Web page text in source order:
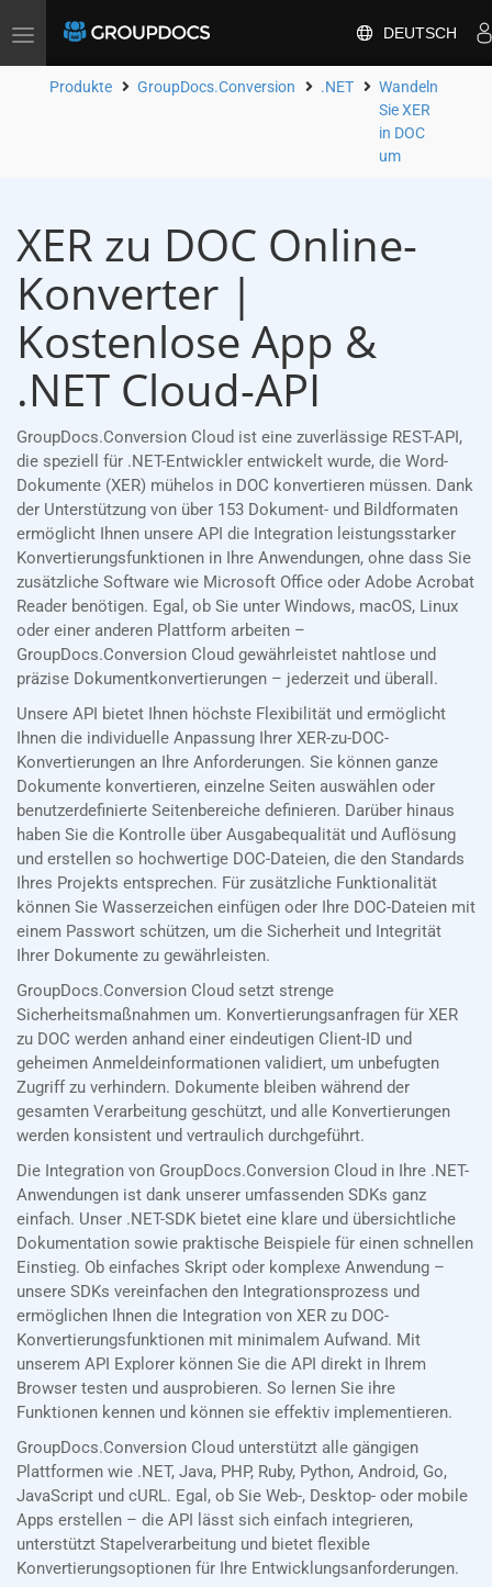
Toggle
DEUTSCH
Produkte GroupDocs.Conversion .NET
Wandeln
Sie XER
in DOC
um
XER zu DOC Online-
Konverter |
Kostenlose App &
.NET Cloud-API
GroupDocs.Conversion Cloud ist eine zuverlässige REST-API,
die speziell für .NET-Entwickler entwickelt wurde, die Word-
Dokumente (XER) mühelos in DOC konvertieren müssen. Dank
der Unterstützung von über 153 Dokument- und Bildformaten
ermöglicht Ihnen unsere API die Integration leistungsstarker
Konvertierungsfunktionen in Ihre Anwendungen, ohne dass Sie
zusätzliche Software wie Microsoft Office oder Adobe Acrobat
Reader benötigen. Egal, ob Sie unter Windows, macOS, Linux
oder einer anderen Plattform arbeiten –
GroupDocs.Conversion Cloud gewährleistet nahtlose und
präzise Dokumentkonvertierungen – jederzeit und überall.
Unsere API bietet Ihnen höchste Flexibilität und ermöglicht
Ihnen die individuelle Anpassung Ihrer XER-zu-DOC-
Konvertierungen an Ihre Anforderungen. Sie können ganze
Dokumente konvertieren, einzelne Seiten auswählen oder
benutzerdefinierte Seitenbereiche definieren. Darüber hinaus
haben Sie die Kontrolle über Ausgabequalität und Auflösung
und erstellen so hochwertige DOC-Dateien, die den Standards
Ihres Projekts entsprechen. Für zusätzliche Funktionalität
können Sie Wasserzeichen einfügen oder Ihre DOC-Dateien mit
einem Passwort schützen, um die Sicherheit und Integrität
Ihrer Dokumente zu gewährleisten.
GroupDocs.Conversion Cloud setzt strenge
Sicherheitsmaßnahmen um. Konvertierungsanfragen für XER
zu DOC werden anhand einer eindeutigen Client-ID und
geheimen Anmeldeinformationen validiert, um unbefugten
Zugriff zu verhindern. Dokumente bleiben während der
gesamten Verarbeitung geschützt, und alle Konvertierungen
werden konsistent und vertraulich durchgeführt.
Die Integration von GroupDocs.Conversion Cloud in Ihre .NET-
Anwendungen ist dank unserer umfassenden SDKs ganz
einfach. Unser .NET-SDK bietet eine klare und übersichtliche
Dokumentation sowie praktische Beispiele für einen schnellen
Einstieg. Ob einfaches Skript oder komplexe Anwendung –
unsere SDKs vereinfachen den Integrationsprozess und
ermöglichen Ihnen die Integration von XER zu DOC-
Konvertierungsfunktionen mit minimalem Aufwand. Mit
unserem API Explorer können Sie die API direkt in Ihrem
Browser testen und ausprobieren. So lernen Sie ihre
Funktionen kennen und können sie effektiv implementieren.
GroupDocs.Conversion Cloud unterstützt alle gängigen
Plattformen wie .NET, Java, PHP, Ruby, Python, Android, Go,
JavaScript und cURL. Egal, ob Sie Web-, Desktop- oder mobile
Apps erstellen – die API lässt sich einfach integrieren,
unterstützt Stapelverarbeitung und bietet flexible
Konvertierungsoptionen für Ihre Entwicklungsanforderungen.